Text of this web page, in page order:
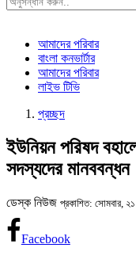
আমাদের পরিবার
বাংলা কনভার্টার
আমাদের পরিবার
লাইভ টিভি
প্রচ্ছদ
ইউনিয়ন পরিষদ
সদস্যদের
ডেস্ক নিউজ প্রকাশিত: সোমবার,
Facebook